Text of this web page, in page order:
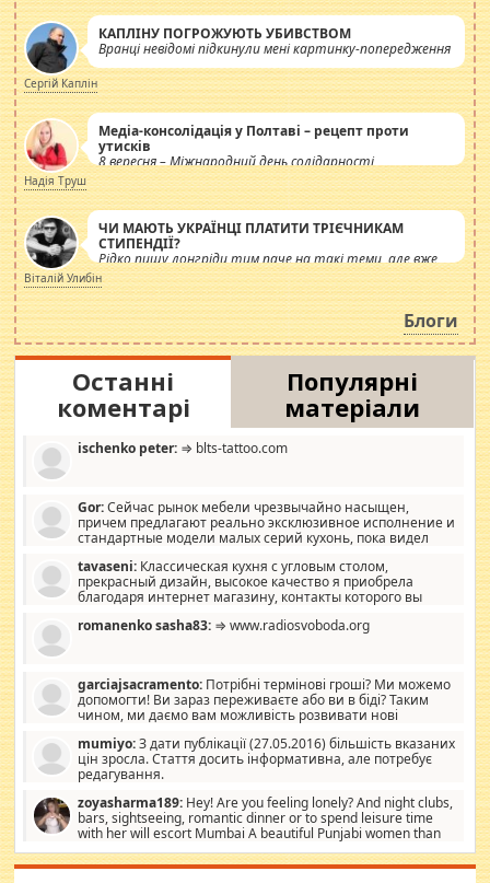
КАПЛІНУ ПОГРОЖУЮТЬ УБИВСТВОМ
Вранці невідомі підкинули мені картинку-попередження
Сергій Каплін
Медіа-консолідація у Полтаві – рецепт проти
утисків
8 вересня – Міжнародний день солідарності
журналістів.
Надія Труш
ЧИ МАЮТЬ УКРАЇНЦІ ПЛАТИТИ ТРІЄЧНИКАМ
СТИПЕНДІЇ?
Рідко пишу лонгріди тим паче на такі теми, але вже
просто дістало! Обурюють сьогоднішні інсенуації
навколо стипендіального питання. Штучно
роздувається ще одна соціальна катастрофа.
Віталій Улибін
Блоги
Останні
коментарі
Популярні
матеріали
ischenko peter: ⇒ blts-tattoo.com
Gor:Сейчас рынок мебели чрезвычайно насыщен,
причем предлагают реально эксклюзивное исполнение и
стандартные модели малых серий кухонь, пока видел
стандартные формы, в MebelOk, креативненько и что главное -
со вкусом все в порядке, без ненужных наворотов удорожающих
мебель, а это не последний фактор.
tavaseni: Классическая кухня с угловым столом,
прекрасный дизайн, высокое качество я приобрела
благодаря интернет магазину, контакты которого вы
romanenko sasha83: ⇒ www.radiosvoboda.org
garciajsacramento: Потрібні термінові гроші? Ми можемо
допомогти! Ви зараз переживаєте або ви в біді? Таким
чином, ми даємо вам можливість розвивати нові
допомагати людям, які намагаються дати їм шанс. Кожен
заслуговує на другий шанс, і, оскільки влада не зможе, вони
повинні приймати від інших. Для нас нема багато суми, і зрілість
витрат, а тільки узгоджених сум і нічого іншого. Не чекайте і не
коментуйте цей пост. Введіть суму, яку ви хочете подати, і ми
зв'яжемося з вами з усіма варіантами. зв'яжіться з нами
сьогодні на garciajsacramento@gmail.com Вам потрібні термінові
гроші? Ми можемо допомогти!
mumiyo:З дати публікації (27.05.2016) більшість вказаних
цін зросла. Стаття досить інформативна, але потребує
редагування.
zoyasharma189: Hey! Are you feeling lonely? And night clubs,
bars, sightseeing, romantic dinner or to spend leisure time
with her will escort Mumbai A beautiful Punjabi women than
sexy escort companion in arms that you guys feel like 5 star luxury
hotel had to spend the night in their search for loved solitaire free